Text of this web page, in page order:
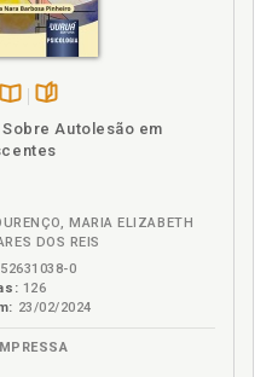
Disponível
páginas
Autolesão em
MARIA ELIZABETH
DOS REIS
0
126
23/02/2024